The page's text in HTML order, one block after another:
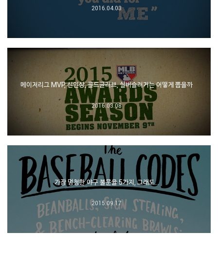
2016.04.03
메이저리그 MVP, 신인상, 골드글러브, 실버슬러거는 어떻게 뽑을까
2016.03.08
가장 멍청한 야구 불문율 5가지, 그래도…
2015.09.17